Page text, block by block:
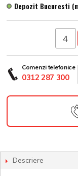
Depozit Bucuresti
Comenzi telefonice
0312 287 300
Descriere